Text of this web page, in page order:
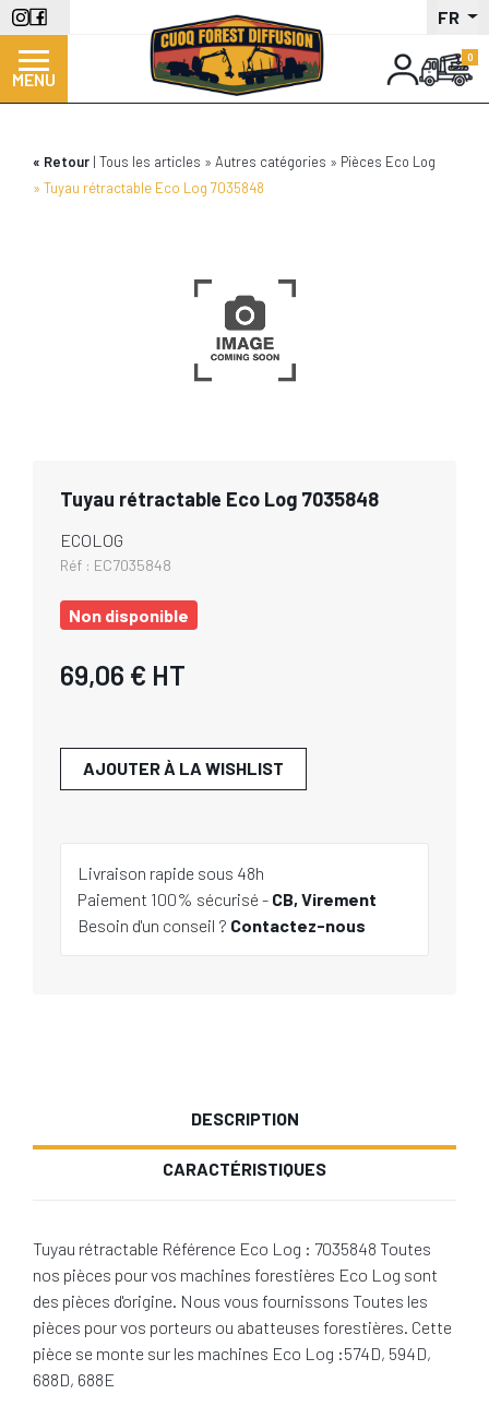
Aller
au
contenu
principal
FR
MENU
Retour Tous les articles Autres catégories
Pièces Eco Log
Tuyau rétractable Eco Log 7035848
Tuyau rétractable Eco Log 7035848
ECOLOG
Réf : EC7035848
Non disponible
69,06 € HT
AJOUTER À LA WISHLIST
Livraison rapide sous 48h
Paiement 100% sécurisé - CB, Virement
Besoin d'un conseil ? Contactez-nous
DESCRIPTION
CARACTÉRISTIQUES
Tuyau rétractable Référence Eco Log : 7035848 Toutes
nos pièces pour vos machines forestières Eco Log sont
des pièces d'origine. Nous vous fournissons Toutes les
pièces pour vos porteurs ou abatteuses forestières. Cette
pièce se monte sur les machines Eco Log :574D, 594D,
688D, 688E